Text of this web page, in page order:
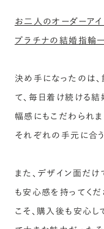
お二人のオーダーア
プラチナの結婚指輪
決め手になったのは
て、毎日着け続ける
幅感にもこだわられ
それぞれの手元に合
また、デザイン面だ
も安心感を持ってくだ
こそ、購入後も安心し